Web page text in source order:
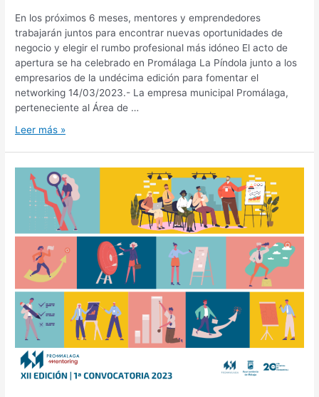
En los próximos 6 meses, mentores y emprendedores
trabajarán juntos para encontrar nuevas oportunidades de
negocio y elegir el rumbo profesional más idóneo El acto de
apertura se ha celebrado en Promálaga La Píndola junto a los
empresarios de la undécima edición para fomentar el
networking 14/03/2023.- La empresa municipal Promálaga,
perteneciente al Área de …
Leer más »